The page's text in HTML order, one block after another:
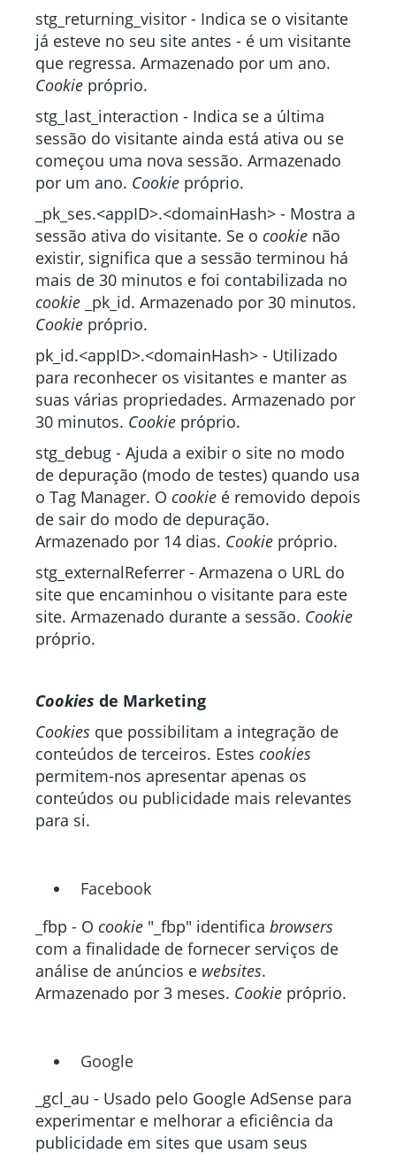
stg_returning_visitor - Indica se o visitante
já esteve no seu site antes - é um visitante
que regressa. Armazenado por um ano.
Cookie próprio.
stg_last_interaction - Indica se a última
sessão do visitante ainda está ativa ou se
começou uma nova sessão. Armazenado
por um ano. Cookie próprio.
_pk_ses.<appID>.<domainHash> - Mostra a
sessão ativa do visitante. Se o cookie não
existir, significa que a sessão terminou há
mais de 30 minutos e foi contabilizada no
cookie _pk_id. Armazenado por 30 minutos.
Cookie próprio.
pk_id.<appID>.<domainHash> - Utilizado
para reconhecer os visitantes e manter as
suas várias propriedades. Armazenado por
30 minutos. Cookie próprio.
stg_debug - Ajuda a exibir o site no modo
de depuração (modo de testes) quando usa
o Tag Manager. O cookie é removido depois
de sair do modo de depuração.
Armazenado por 14 dias. Cookie próprio.
stg_externalReferrer - Armazena o URL do
site que encaminhou o visitante para este
site. Armazenado durante a sessão. Cookie
próprio.
Cookies de Marketing
Cookies que possibilitam a integração de
conteúdos de terceiros. Estes cookies
permitem-nos apresentar apenas os
conteúdos ou publicidade mais relevantes
para si.
Facebook
_fbp - O cookie "_fbp" identifica browsers
com a finalidade de fornecer serviços de
análise de anúncios e websites.
Armazenado por 3 meses. Cookie próprio.
Google
_gcl_au - Usado pelo Google AdSense para
experimentar e melhorar a eficiência da
publicidade em sites que usam seus